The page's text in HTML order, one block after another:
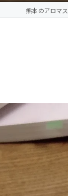
熊本のアロマ